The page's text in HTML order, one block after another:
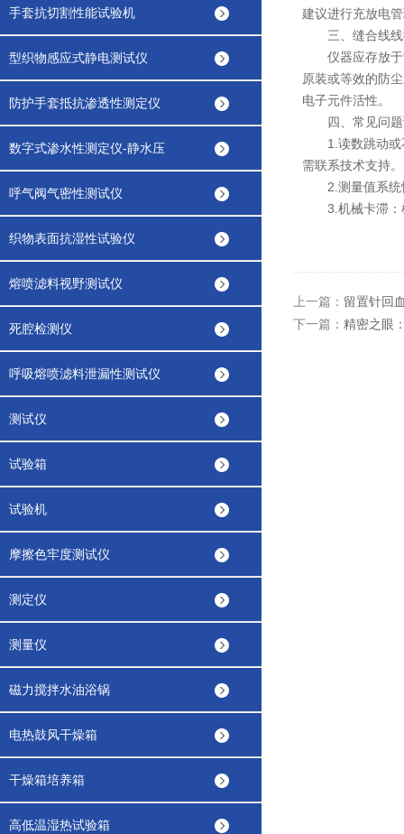
手套抗切割性能试验机
型织物感应式静电测试仪
防护手套抵抗渗透性测定仪
数字式渗水性测定仪-静水压
呼气阀气密性测试仪
织物表面抗湿性试验仪
熔喷滤料视野测试仪
死腔检测仪
呼吸熔喷滤料泄漏性测试仪
测试仪
试验箱
试验机
摩擦色牢度测试仪
测定仪
测量仪
磁力搅拌水油浴锅
电热鼓风干燥箱
干燥箱培养箱
高低温湿热试验箱
建议进行充放电
三、缝合线线
仪器应存放于
原装或等效的防
电子元件活性。
四、常见问题
1.读数跳动或不
需联系技术支持。
2.测量值系统性
3.机械卡滞：检
上一篇： 留置针回
下一篇： 精密之眼